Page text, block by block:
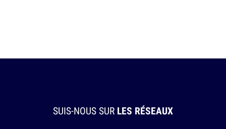
SUIS-NOUS SUR LES RÉSEAUX